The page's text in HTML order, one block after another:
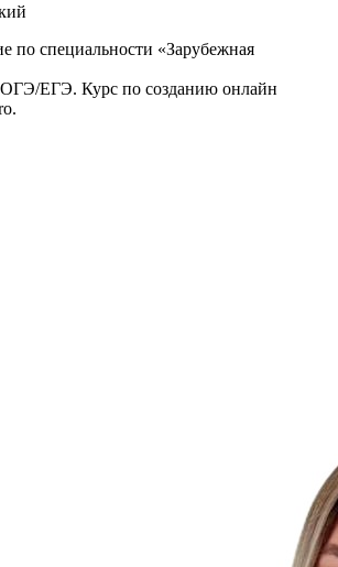
по специальности «Зарубежная
ОГЭ/ЕГЭ. Курс по созданию онлайн